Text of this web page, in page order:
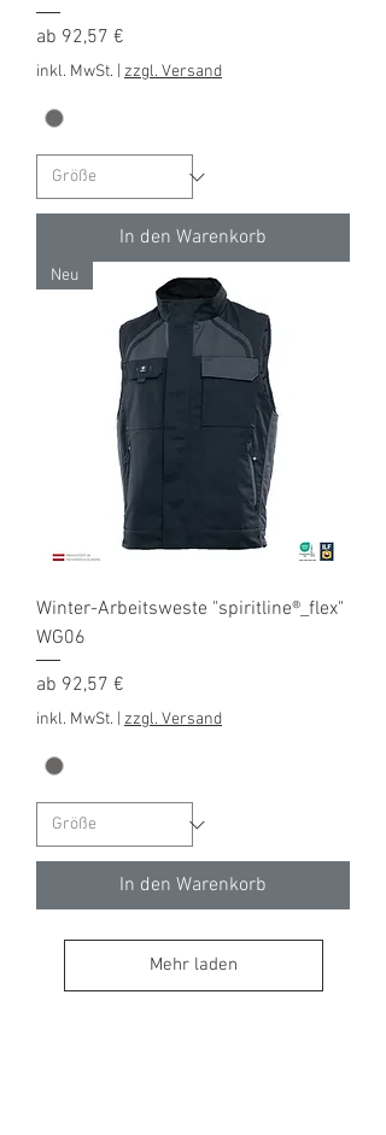
ab 92,57 €
Sale-Preis
inkl. MwSt. zzgl. Versand
In den Warenkorb
Neu
Winter-Arbeitsweste "spiritline®_flex"
WG06
ab 92,57 €
Sale-Preis
inkl. MwSt. zzgl. Versand
In den Warenkorb
Mehr laden